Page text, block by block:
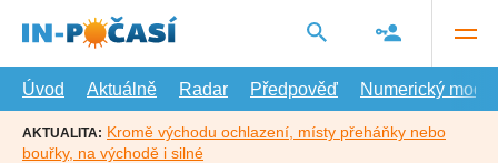
hlavní
Úvod
Aktuálně Radar Předpověď Numerický model
AKTUALITA: Kromě východu ochlazení, místy přeháňky nebo
bouřky, na východě i silné